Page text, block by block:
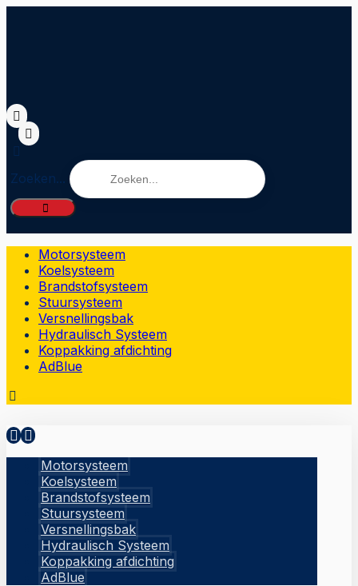
Zoeken...
Motorsysteem
Koelsysteem
Brandstofsysteem
Stuursysteem
Versnellingsbak
Hydraulisch Systeem
Koppakking afdichting
AdBlue
Motorsysteem
Koelsysteem
Brandstofsysteem
Stuursysteem
Versnellingsbak
Hydraulisch Systeem
Koppakking afdichting
AdBlue